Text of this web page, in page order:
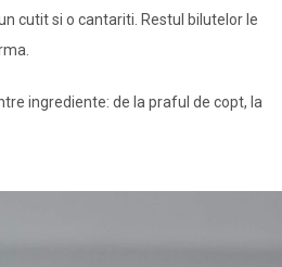
cutit si o cantariti. Restul bilutelor le
ingrediente: de la praful de copt, la